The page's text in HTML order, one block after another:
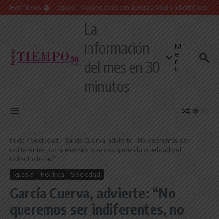
Saltar al contenido
Hot News
“Presidente cipayo”: Mayans cruzó con dureza a Milei y advirtió sobre un
La
información
del mes en 30
minutos
M
e
n
u
Inicio / Sociedad / García Cuerva, advierte: “No queremos ser
indiferentes, no queremos que nos ganen la crueldad y el
individualismo”
Iglesia Política Sociedad
García Cuerva, advierte: “No
queremos ser indiferentes, no